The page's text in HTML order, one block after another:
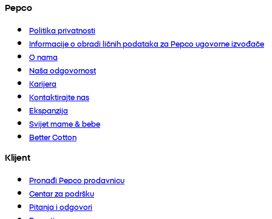
Pepco
Politika privatnosti
Informacije o obradi ličnih podataka za Pepco ugovorne izvođače
O nama
Naša odgovornost
Karijera
Kontaktirajte nas
Ekspanzija
Svijet mame & bebe
Better Cotton
Klijent
Pronađi Pepco prodavnicu
Centar za podršku
Pitanja i odgovori